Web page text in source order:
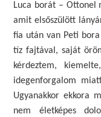
Luca borát – Ottonel
amit elsőszülött
fia után van Peti
tíz fajtával, saját
kérdeztem,
idegenforgalom
Ugyanakkor ekkora
nem életképes